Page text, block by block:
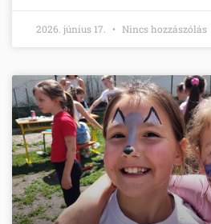
2026. június 17. Nincs hozzászólás